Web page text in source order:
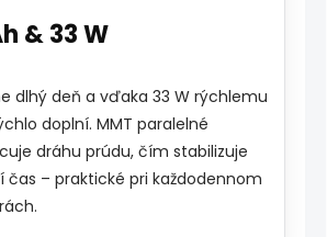
& 33 W
dlhý deň a vďaka 33 W rýchlemu
doplní. MMT paralelné
dráhu prúdu, čím stabilizuje
čas – praktické pri každodennom